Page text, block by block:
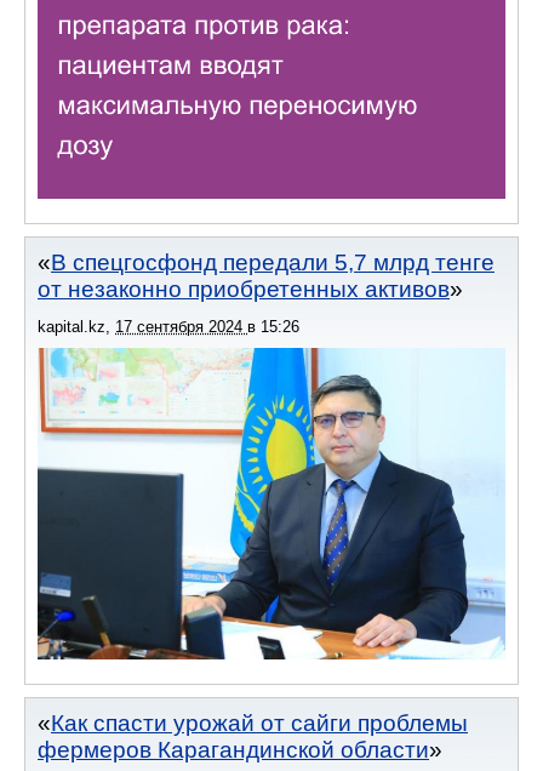
В спецгосфонд передали 5,7 млрд тенге
от незаконно приобретенных активов
kapital.kz, 17 сентября 2024 в 15:26
Как спасти урожай от сайги проблемы
фермеров Карагандинской области